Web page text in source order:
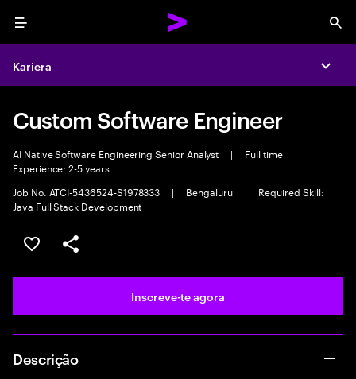
Menu
Kariera
Custom Software Engineer
AI Native Software Engineering Senior Analyst | Full time
|
Experience: 2-5 years
Job No. ATCI-5436524-S1978333
| Bengaluru |
Required Skill:
Java Full Stack Development
Guardar oportunidade
Partilhar
Inscreve-te agora
Descrição